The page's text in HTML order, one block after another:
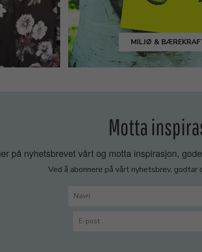
MILJØ &
Motta
på nyhetsbrevet vårt og motta inspirasjon,
Ved å abonnere på vårt nyhetsbrev, godtar